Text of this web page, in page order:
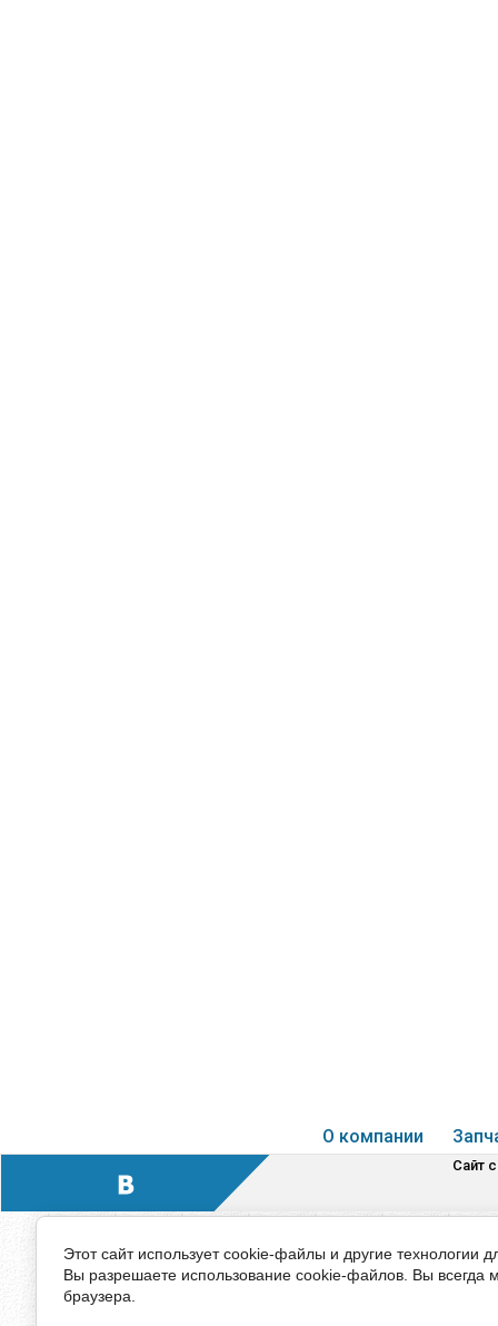
О компании
Сайт
Этот сайт использует cookie-файлы и другие
Вы разрешаете использование cookie-файлов. Вы всегда
браузера.